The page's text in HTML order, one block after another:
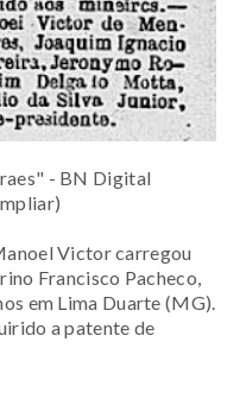
- BN Digital
Victor carregou
Francisco Pacheco,
em Lima Duarte (MG).
a patente de